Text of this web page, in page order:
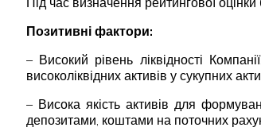
Позитивні фактори:
– Високий рівень ліквідності
високоліквідних активів у сукупних
– Висока якість активів для
депозитами, коштами на поточних